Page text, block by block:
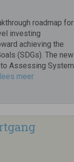
roadmap for
investing
achieving the
(SDGs). The new
Assessing
lees meer